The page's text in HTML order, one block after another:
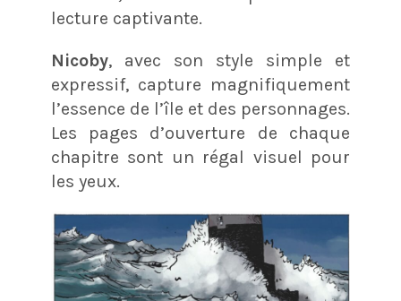
lecture captivante.
Nicoby, avec son style simple et
expressif, capture magnifiquement
l’essence de l’île et des personnages.
Les pages d’ouverture de chaque
chapitre sont un régal visuel pour
les yeux.